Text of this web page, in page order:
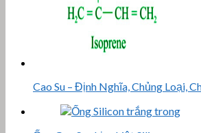
Cao Su – Định Nghĩa, Chủng Loại,